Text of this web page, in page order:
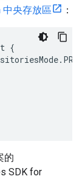
中央存放區 ：
{
的
SDK for